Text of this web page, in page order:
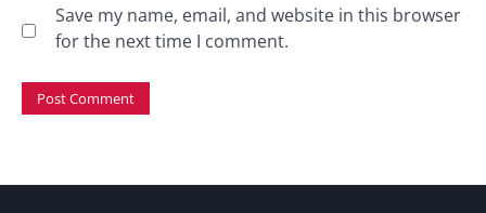
Save my name, email, and website in this browser
for the next time I comment.